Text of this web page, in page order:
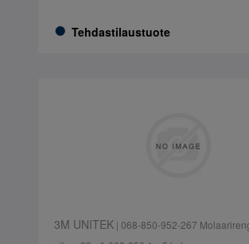
Tehdastilaustuote
3M UNITEK| 068-850-952-267